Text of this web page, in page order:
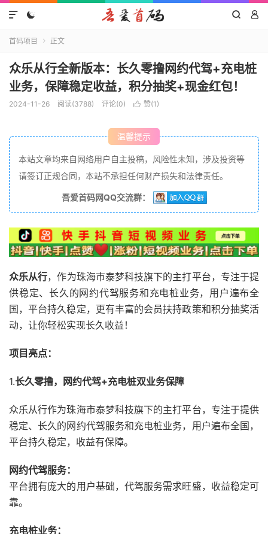
  

首码项目  正文
众乐从行全新版本：长久零撸网约代驾+充电桩
业务，保障稳定收益，积分抽奖+现金红包！
2024-11-26 阅读(3788) 评论(0)  赞(1 )
温馨提示
本站文章均来自网络用户自主投稿，风险性未知，涉及投资等
请签订正规合同，本站不承担任何财产损失和法律责任。
吾爱首码网QQ交流群：
众乐从行，作为珠海市泰梦科技旗下的主打平台， 专注于提
供稳定、 长久的网约代驾服务和充电桩业务， 用户遍布全
国，平台持久稳定， 更有丰富的会员扶持政策和积分抽奖活
动， 让你轻松实现长久收益！
项目亮点：
1.长久零撸，网约代驾+充电桩双业务保障
众乐从行作为珠海市泰梦科技旗下的主打平台， 专注于提供
稳定、 长久的网约代驾服务和充电桩业务， 用户遍布全国，
平台持久稳定， 收益有保障。
网约代驾服务：
平台拥有庞大的用户基础， 代驾服务需求旺盛， 收益稳定可
靠。
充电桩业务：